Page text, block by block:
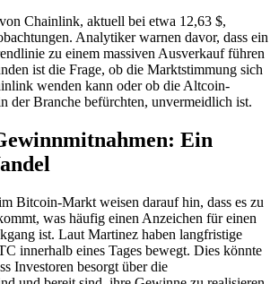
Chainlink, aktuell bei etwa 12,63 $,
Analytiker warnen davor, dass ein
zu einem massiven Ausverkauf führen
ist die Frage, ob die Marktstimmung sich
wenden kann oder ob die Altcoin-
der Branche befürchten, unvermeidlich ist.
Ein
Bitcoin-Markt weisen darauf hin, dass es zu
was häufig einen Anzeichen für einen
ist. Laut Martinez haben langfristige
innerhalb eines Tages bewegt. Dies könnte
Investoren besorgt über die